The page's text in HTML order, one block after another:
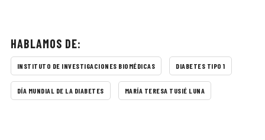
HABLAMOS DE:
INSTITUTO DE INVESTIGACIONES BIOMÉDICAS DIABETES TIPO 1
DÍA MUNDIAL DE LA DIABETES MARÍA TERESA TUSIÉ LUNA